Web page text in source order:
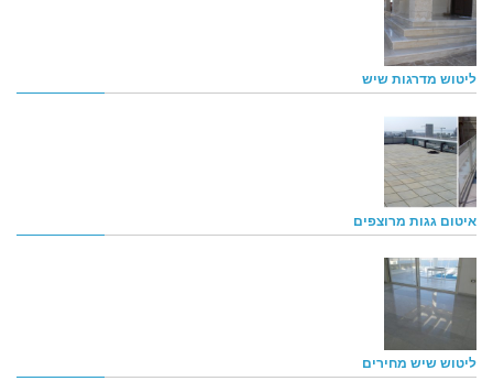
ליטוש מדרגות שיש
איטום גגות מרוצפים
ליטוש שיש מחירים